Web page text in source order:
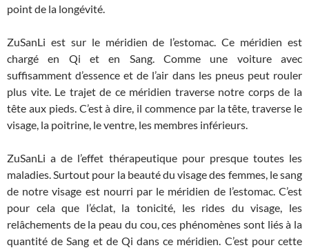
point de la longévité.
ZuSanLi est sur le méridien de l’estomac. Ce méridien est
chargé en Qi et en Sang. Comme une voiture avec
suffisamment d’essence et de l’air dans les pneus peut rouler
plus vite. Le trajet de ce méridien traverse notre corps de la
tête aux pieds. C’est à dire, il commence par la tête, traverse le
visage, la poitrine, le ventre, les membres inférieurs.
ZuSanLi a de l’effet thérapeutique pour presque toutes les
maladies. Surtout pour la beauté du visage des femmes, le sang
de notre visage est nourri par le méridien de l’estomac. C’est
pour cela que l’éclat, la tonicité, les rides du visage, les
relâchements de la peau du cou, ces phénomènes sont liés à la
quantité de Sang et de Qi dans ce méridien. C’est pour cette